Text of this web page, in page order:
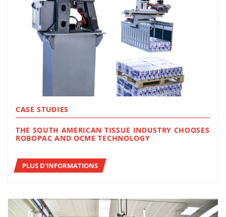
CASE STUDIES
THE SOUTH AMERICAN TISSUE INDUSTRY CHOOSES
ROBOPAC AND OCME TECHNOLOGY
PLUS D’INFORMATIONS